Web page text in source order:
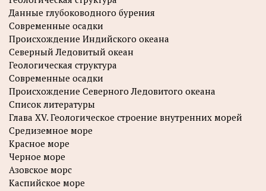
Данные глубоководного бурения
Современные осадки
Происхождение Индийского океана
Северный Ледовитый океан
Геологическая структура
Современные осадки
Происхождение Северного Ледовитого океана
Список литературы
Глава XV. Геологическое строение внутренних морей
Средиземное море
Красное море
Черное море
Азовское морс
Каспийское море